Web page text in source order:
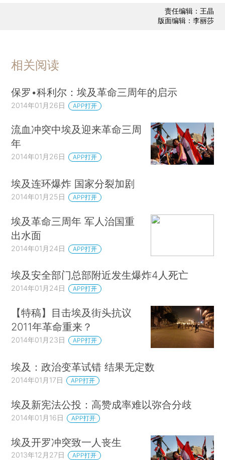
责任编辑：王晶
版面编辑：李丽莎
相关阅读
保罗•科利尔：埃及革命三周年的启示
2014年01月26日 APP打开
流血冲突中埃及迎来革命三周
年
2014年01月26日 APP打开
埃及连环爆炸 国家分裂加剧
2014年01月25日 APP打开
埃及革命三周年 军人治国重
出水面
2014年01月24日 APP打开
埃及安全部门总部附近发生爆炸4人死亡
2014年01月24日 APP打开
【特稿】目击埃及街头抗议
2011年革命重来？
2014年01月23日 APP打开
埃及：政治变革试错 结果无定数
2014年01月17日 APP打开
埃及新宪法公投：高赞成率难以弥合分歧
2014年01月16日 APP打开
埃及开罗冲突致一人丧生
2013年12月27日 APP打开